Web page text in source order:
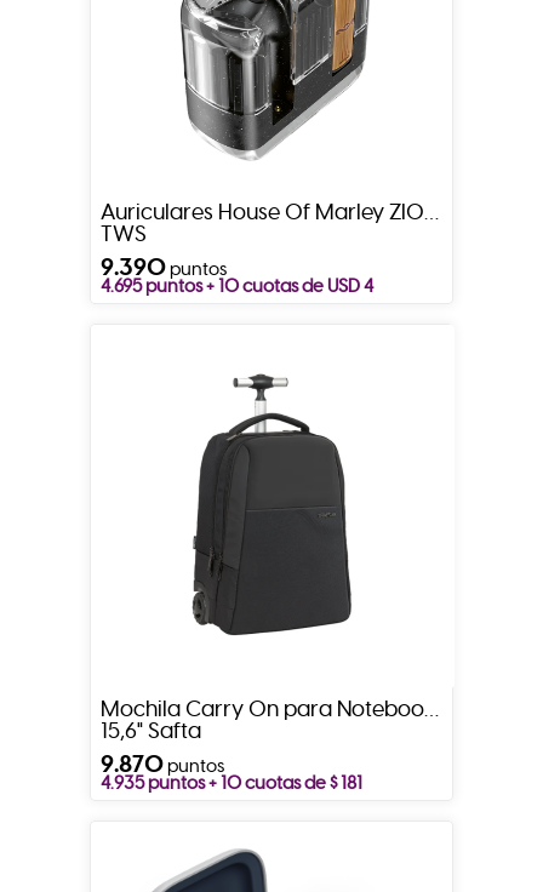
Auriculares House Of Marley ZION
TWS
9.390puntos
4.695 puntos + 10 cuotas de USD 4
Mochila Carry On para Notebook
15,6" Safta
9.870puntos
4.935 puntos + 10 cuotas de $ 181